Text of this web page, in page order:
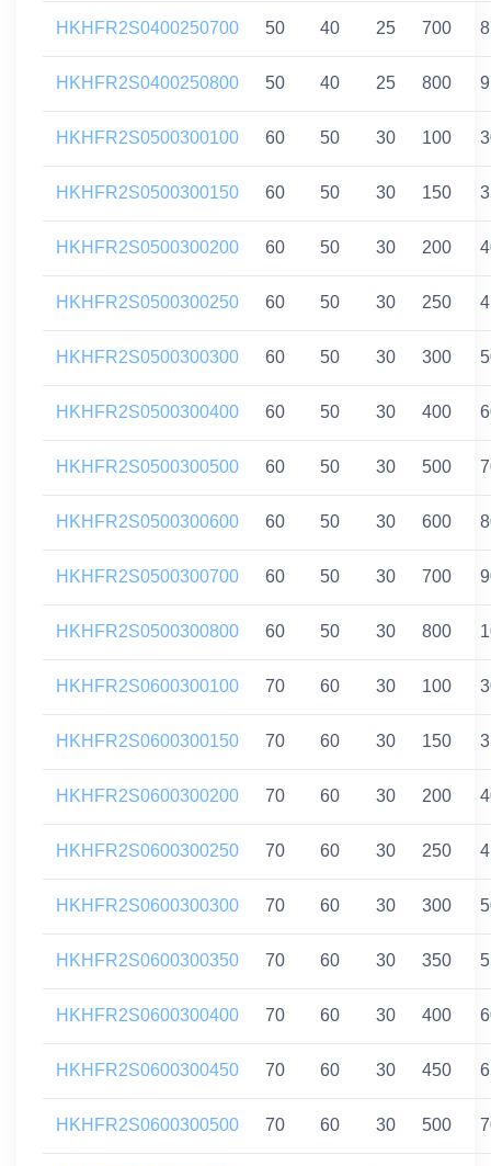
HKHFR2S0400250700 50 40 25 700
HKHFR2S0400250800 50 40 25 800
HKHFR2S0500300100 60 50 30 100
HKHFR2S0500300150 60 50 30 150
HKHFR2S0500300200 60 50 30 200
HKHFR2S0500300250 60 50 30 250
HKHFR2S0500300300 60 50 30 300
HKHFR2S0500300400 60 50 30 400
HKHFR2S0500300500 60 50 30 500
HKHFR2S0500300600 60 50 30 600
HKHFR2S0500300700 60 50 30 700
HKHFR2S0500300800 60 50 30 800
HKHFR2S0600300100 70 60 30 100
HKHFR2S0600300150 70 60 30 150
HKHFR2S0600300200 70 60 30 200
HKHFR2S0600300250 70 60 30 250
HKHFR2S0600300300 70 60 30 300
HKHFR2S0600300350 70 60 30 350
HKHFR2S0600300400 70 60 30 400
HKHFR2S0600300450 70 60 30 450
HKHFR2S0600300500 70 60 30 500